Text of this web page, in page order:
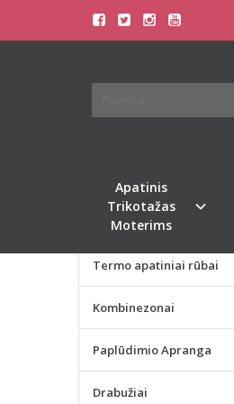
Apatinis
Trikotažas
Moterims
Valentino dienos dovana
Liemenėlės
Termo apatiniai rūbai
Kombinezonai
Paplūdimio Apranga
Drabužiai